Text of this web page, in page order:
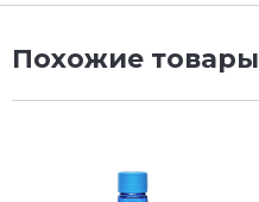
Похожие товары